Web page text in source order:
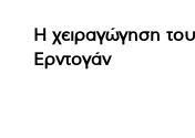
Η χειραγώγηση
Ερντογάν